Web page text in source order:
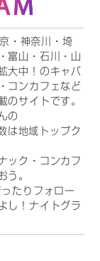
・神奈川・埼
富山・石川・山
大中！のキャバ
コンカフェなど
のサイトです。
の
地域トップク
ック・コンカフ
う。
たりフォロー
し！ナイトグラ